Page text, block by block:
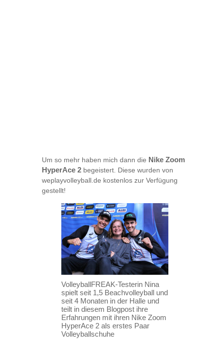
Um so mehr haben mich dann die Nike Zoom
HyperAce 2 begeistert. Diese wurden von
weplayvolleyball.de kostenlos zur Verfügung
gestellt!
VolleyballFREAK-Testerin Nina
spielt seit 1,5 Beachvolleyball und
seit 4 Monaten in der Halle und
teilt in diesem Blogpost ihre
Erfahrungen mit ihren Nike Zoom
HyperAce 2 als erstes Paar
Volleyballschuhe